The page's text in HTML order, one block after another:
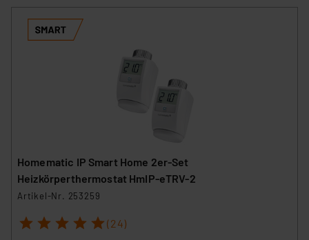
Homematic IP Smart Home 2er-Set
Heizkörperthermostat HmIP-eTRV-2
Artikel-Nr. 253259
1 2 3 4 5 (24)